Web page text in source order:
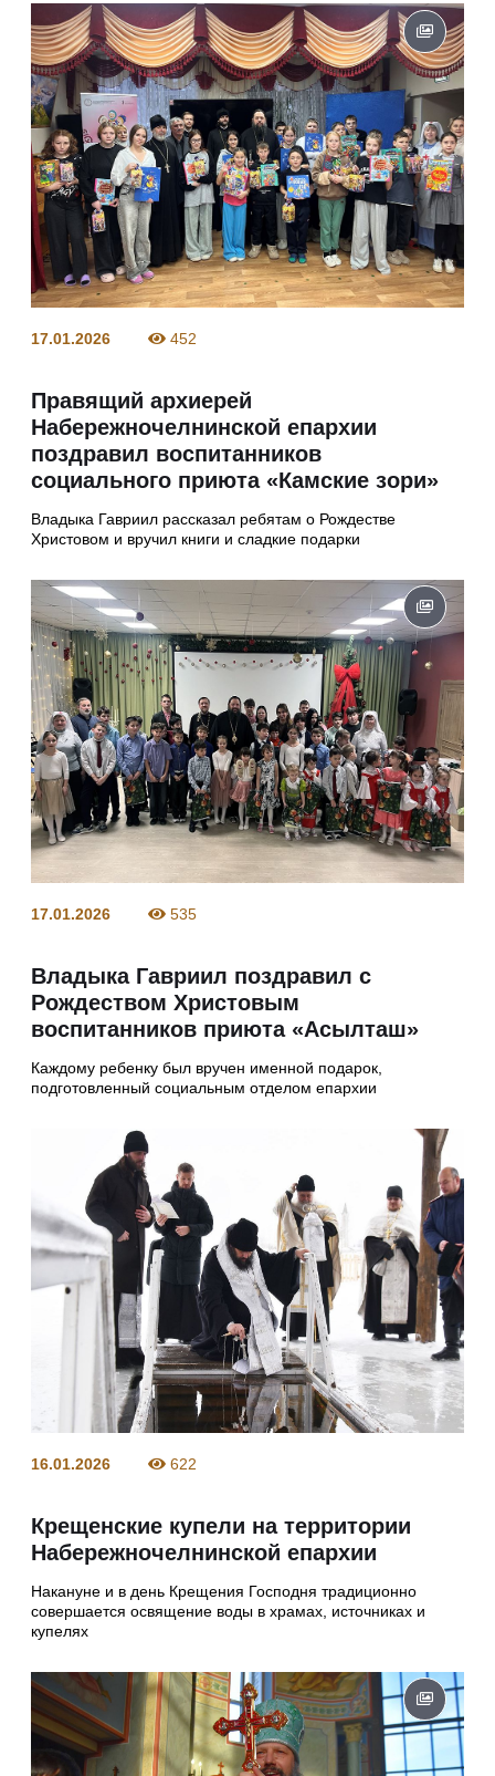
17.01.2026 452
Правящий архиерей
Набережночелнинской епархии
поздравил воспитанников
социального приюта «Камские зори»
Владыка Гавриил рассказал ребятам о Рождестве
Христовом и вручил книги и сладкие подарки
17.01.2026 535
Владыка Гавриил поздравил с
Рождеством Христовым
воспитанников приюта «Асылташ»
Каждому ребенку был вручен именной подарок,
подготовленный социальным отделом епархии
16.01.2026 622
Крещенские купели на территории
Набережночелнинской епархии
Накануне и в день Крещения Господня традиционно
совершается освящение воды в храмах, источниках и
купелях